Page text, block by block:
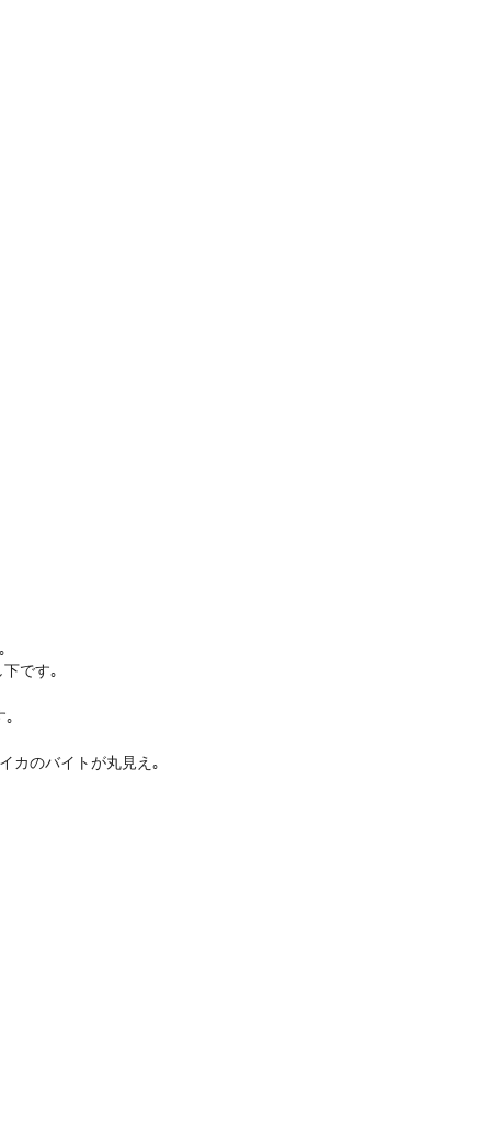
です｡
｡
カのバイトが丸見え｡